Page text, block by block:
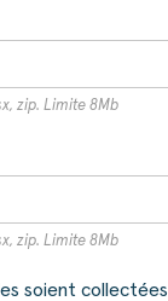
zip. Limite 8Mb
zip. Limite 8Mb
soient